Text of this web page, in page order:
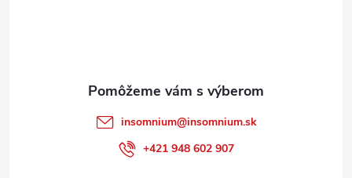
insomnium@insomnium.sk
+421 948 602 907